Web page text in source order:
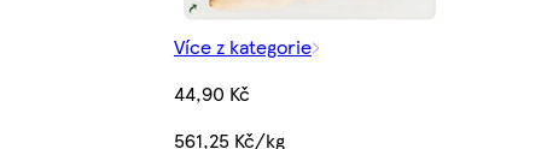
Více z kategorie
44,90 Kč
561,25 Kč/kg